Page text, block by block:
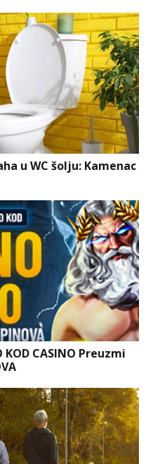
u WC šolju: Kamenac
KOD CASINO Preuzmi